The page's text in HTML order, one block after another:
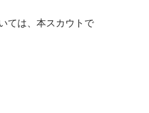
ては、本スカウトで